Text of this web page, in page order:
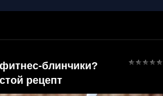
блинчики?
рецепт